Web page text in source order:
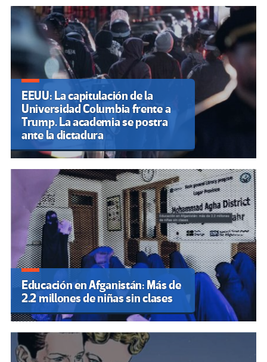
EEUU: La capitulación de la
Universidad Columbia frente a
Trump. La academia se postra
ante la dictadura
Educación en Afganistán: Más de
2.2 millones de niñas sin clases